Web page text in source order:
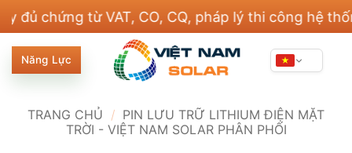
qua
nội
dung
từ VAT, CO, CQ, pháp lý thi công hệ thống điện
Năng Lực
TRANG CHỦ / PIN LƯU TRỮ LITHIUM ĐIỆN MẶT
TRỜI - VIỆT NAM SOLAR PHÂN PHỐI